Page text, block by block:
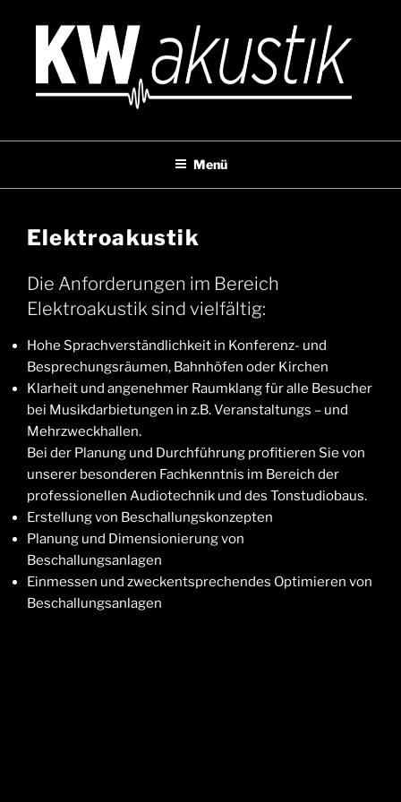
KWAKUSTIK
Menü
Elektroakustik
Die Anforderungen im Bereich
Elektroakustik sind vielfältig:
Hohe Sprachverständlichkeit in Konferenz- und
Besprechungsräumen, Bahnhöfen oder Kirchen
Klarheit und angenehmer Raumklang für alle Besucher
bei Musikdarbietungen in z.B. Veranstaltungs – und
Mehrzweckhallen.
Bei der Planung und Durchführung profitieren Sie von
unserer besonderen Fachkenntnis im Bereich der
professionellen Audiotechnik und des Tonstudiobaus.
Erstellung von Beschallungskonzepten
Planung und Dimensionierung von
Beschallungsanlagen
Einmessen und zweckentsprechendes Optimieren von
Beschallungsanlagen